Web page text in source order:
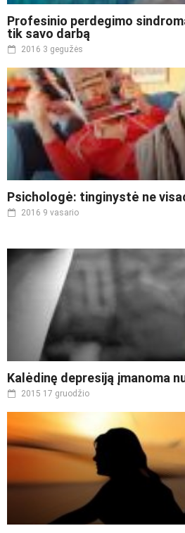
Profesinio perdegimo
tik savo darbą
2016 3 gegužės
Psichologė: tinginystė ne
2016 9 vasario
Kalėdinę depresiją įmanoma
2015 17 gruodžio